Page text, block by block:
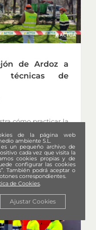
de Ardoz a
técnicas de
cómo practicar la
seguridad y sin
de la página web
ambiente S.L.
un pequeño archivo de
cada vez que visita la
cookies propias y de
configurar las cookies
También podrá aceptar o
correspondientes.
de Cookies.
Ajustar Cookies